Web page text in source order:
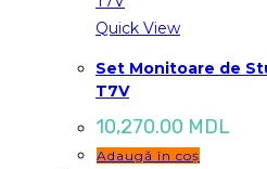
Quick View
Set Monitoare de
T7V
10,270.00 MDL
Adaugă în coș